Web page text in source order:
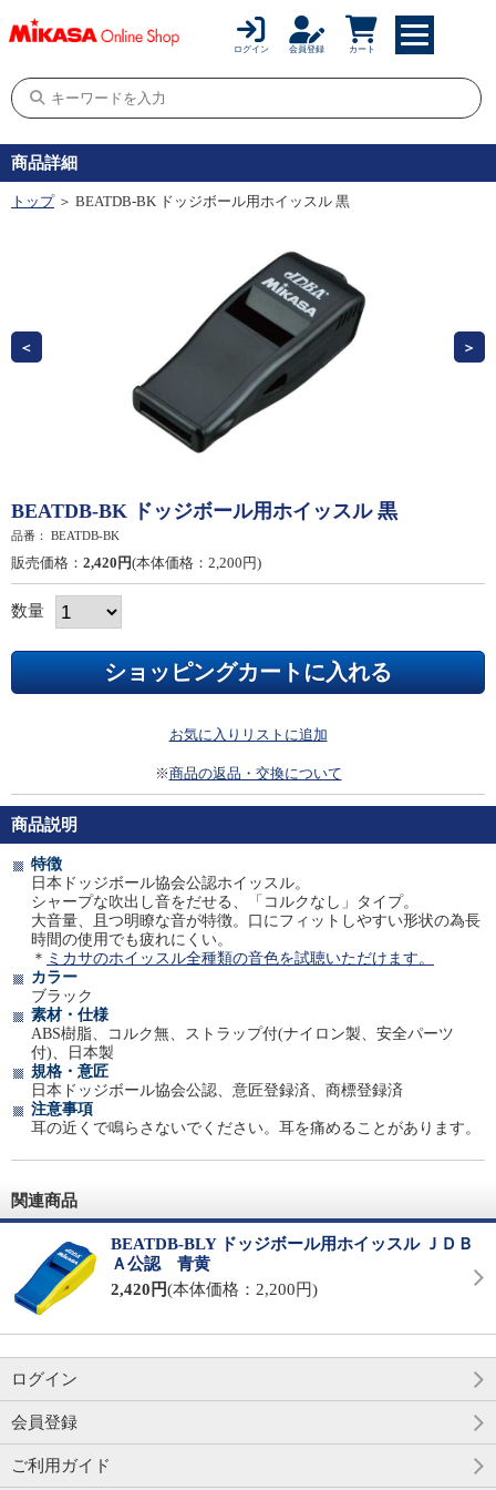
ログイン 会員登録 カート
商品詳細
トップ＞ BEATDB-BK ドッジボール用ホイッスル 黒
BEATDB-BK ドッジボール用ホイッスル 黒
品番： BEATDB-BK
販売価格： 2,420円(本体価格：2,200円)
数量
お気に入りリストに追加
※商品の返品・交換について
商品説明
特徴
日本ドッジボール協会公認ホイッスル。
シャープな吹出し音をだせる、「コルクなし」タイプ。
大音量、且つ明瞭な音が特徴。口にフィットしやすい形状の為長
時間の使用でも疲れにくい。
＊ ミカサのホイッスル全種類の音色を試聴いただけます。
カラー
ブラック
素材・仕様
ABS樹脂、コルク無、ストラップ付(ナイロン製、安全パーツ
付)、日本製
規格・意匠
日本ドッジボール協会公認、意匠登録済、商標登録済
注意事項
耳の近くで鳴らさないでください。耳を痛めることがあります。
関連商品
BEATDB-BLY ドッジボール用ホイッスル ＪＤＢ
Ａ公認 青黄
2,420円(本体価格：2,200円)
ログイン
会員登録
ご利用ガイド